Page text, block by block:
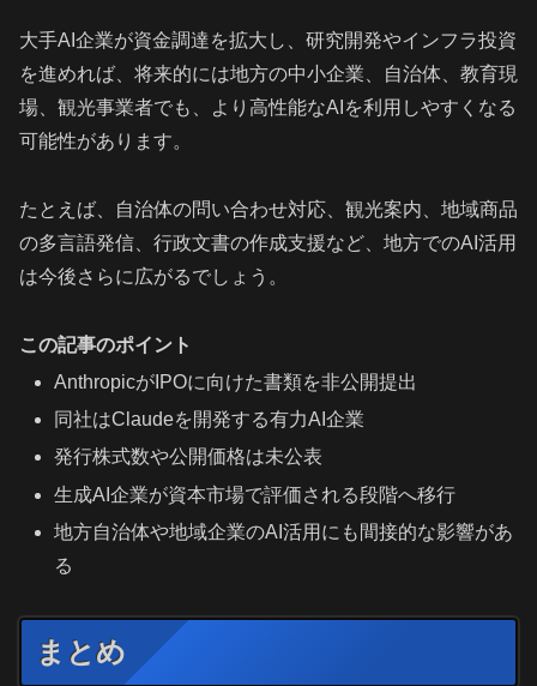
大手AI企業が資金調達を拡大し、研究開発やインフラ投資
を進めれば、将来的には地方の中小企業、自治体、教育現
場、観光事業者でも、より高性能なAIを利用しやすくなる
可能性があります。
たとえば、自治体の問い合わせ対応、観光案内、地域商品
の多言語発信、行政文書の作成支援など、地方でのAI活用
は今後さらに広がるでしょう。
この記事のポイント
AnthropicがIPOに向けた書類を非公開提出
同社はClaudeを開発する有力AI企業
発行株式数や公開価格は未公表
生成AI企業が資本市場で評価される段階へ移行
地方自治体や地域企業のAI活用にも間接的な影響があ
る
まとめ